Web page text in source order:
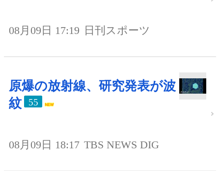
08月09日 17:19 日刊スポーツ
原爆の放射線、研究発表が波
紋
55
08月09日 18:17 TBS NEWS DIG